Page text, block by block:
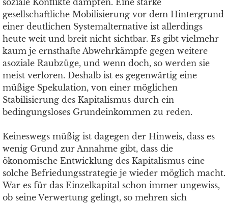
soziale Konflikte dämpfen. Eine starke
gesellschaftliche Mobilisierung vor dem Hintergrund
einer deutlichen Systemalternative ist allerdings
heute weit und breit nicht sichtbar. Es gibt vielmehr
kaum je ernsthafte Abwehrkämpfe gegen weitere
asoziale Raubzüge, und wenn doch, so werden sie
meist verloren. Deshalb ist es gegenwärtig eine
müßige Spekulation, von einer möglichen
Stabilisierung des Kapitalismus durch ein
bedingungsloses Grundeinkommen zu reden.
Keineswegs müßig ist dagegen der Hinweis, dass es
wenig Grund zur Annahme gibt, dass die
ökonomische Entwicklung des Kapitalismus eine
solche Befriedungsstrategie je wieder möglich macht.
War es für das Einzelkapital schon immer ungewiss,
ob seine Verwertung gelingt, so mehren sich